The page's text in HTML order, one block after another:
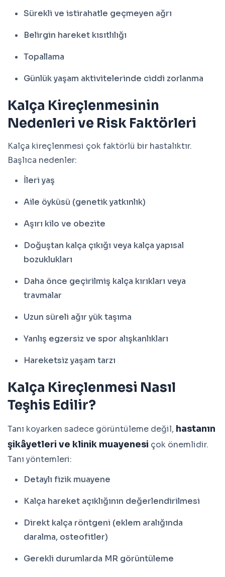
Sürekli ve istirahatle geçmeyen ağrı
Belirgin hareket kısıtlılığı
Topallama
Günlük yaşam aktivitelerinde ciddi zorlanma
Kalça Kireçlenmesinin
Nedenleri ve Risk Faktörleri
Kalça kireçlenmesi çok faktörlü bir hastalıktır.
Başlıca nedenler:
İleri yaş
Aile öyküsü (genetik yatkınlık)
Aşırı kilo ve obezite
Doğuştan kalça çıkığı veya kalça yapısal
bozuklukları
Daha önce geçirilmiş kalça kırıkları veya
travmalar
Uzun süreli ağır yük taşıma
Yanlış egzersiz ve spor alışkanlıkları
Hareketsiz yaşam tarzı
Kalça Kireçlenmesi Nasıl
Teşhis Edilir?
Tanı koyarken sadece görüntüleme değil, hastanın
şikâyetleri ve klinik muayenesi çok önemlidir.
Tanı yöntemleri:
Detaylı fizik muayene
Kalça hareket açıklığının değerlendirilmesi
Direkt kalça röntgeni (eklem aralığında
daralma, osteofitler)
Gerekli durumlarda MR görüntüleme